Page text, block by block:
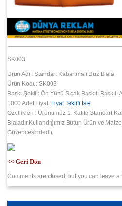
SK003
Ürün Adı : Standart Kabartmalı Düz Biala
Ürün Kodu: SK003
Baskı Şekli : Ön Yüzü Sıcak Baskılı
1000 Adet Fiyatı:Fiyat Teklifi İste
Özellikleri : Ürünümüz 1. Kalite Standart
Bialadır.Kullandığımız Bütün Ürün ve
Güvencesindedir.
<< Geri Dön
Comments are closed, but you can leave a